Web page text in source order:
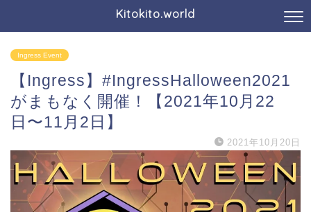
Kitokito.world
Ingress Event
【Ingress】#IngressHalloween2021
がまもなく開催！【2021年10月22
日〜11月2日】
2021年10月20日